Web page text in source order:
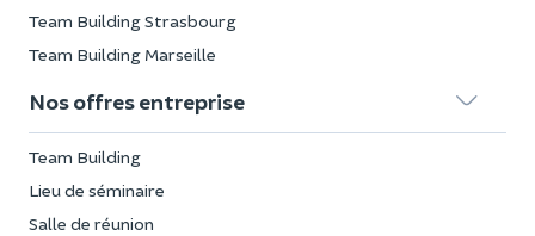
Team Building Strasbourg
Team Building Marseille
Nos offres entreprise
Team Building
Lieu de séminaire
Salle de réunion